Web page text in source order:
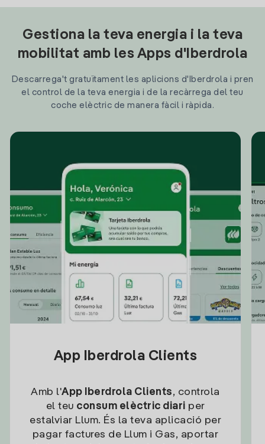
Gestiona la teva energia i la teva
mobilitat amb les Apps d'Iberdrola
Descarrega't gratuïtament les aplicions d'Iberdrola i pren
el control de la teva energia i de la recàrrega del teu
coche elèctric de manera fàcil i ràpida.
App Iberdrola Clients
Amb l'App Iberdrola Clients, controla
el teu consum elèctric diari per
estalviar Llum. És la teva aplicació per
pagar factures de Llum i Gas, aportar